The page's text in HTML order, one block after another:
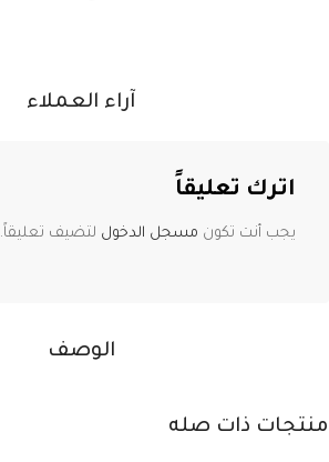
الوصف
آراء العملاء
اترك تعليقاً
يجب أنت تكون مسجل الدخول لتضيف تعليقاً.
منتجات ذات صله